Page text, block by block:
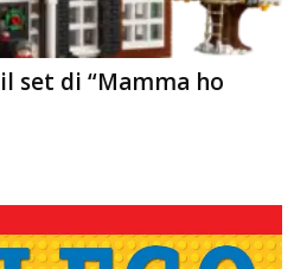
set di “Mamma ho